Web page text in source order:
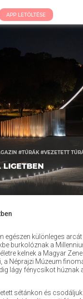
APP LETÖLTÉSE
#TÚRÁK #VEZETETT
LIGETBEN
egészen különleges
burkolóznak a
kelnek a Magyar
a Néprajzi Múzeum
lágy fénycsíkot húznak
sétánkon és